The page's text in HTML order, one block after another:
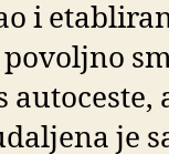
i
autoceste,
je